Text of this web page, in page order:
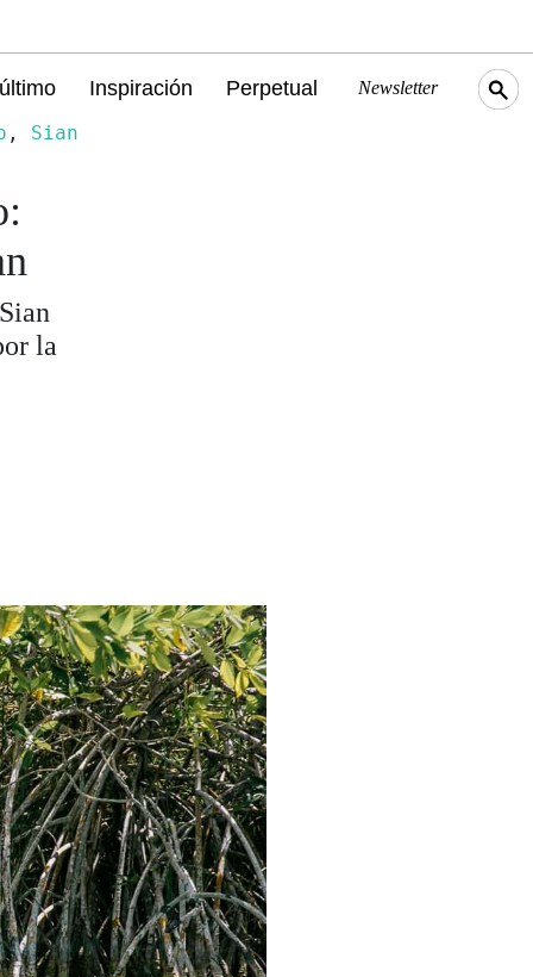
Inspiración Perpetual Newsletter
, Sian
la